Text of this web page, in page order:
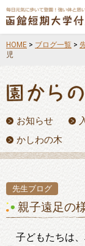
HOME > ブログ一覧 >
児
お知らせ
かしわの木
先生ブログ
親子遠足
子どもたちは、